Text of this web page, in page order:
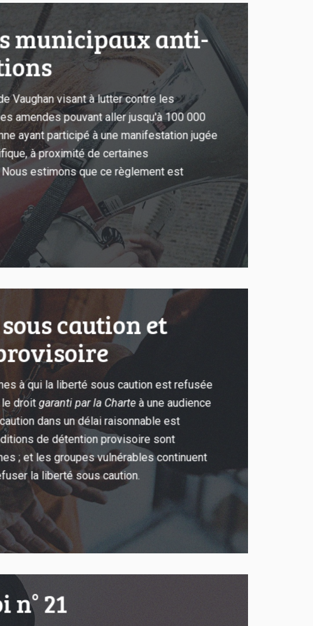
municipaux anti-
Vaughan visant à lutter contre les
amendes pouvant aller jusqu'à 100 000
ayant participé à une manifestation jugée
à proximité de certaines
estimons que ce règlement est
caution et
à qui la liberté sous caution est refusée
le droitgaranti par la Charteà une audience
dans un délai raisonnable est
de détention provisoire sont
; et les groupes vulnérables continuent
la liberté sous caution.
n° 21